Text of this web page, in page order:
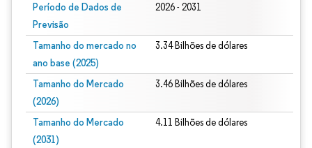
Período de Dados de
Previsão
2026 - 2031
Tamanho do mercado no
ano base (2025)
3.34 Bilhões de dólares
Tamanho do Mercado
(2026)
3.46 Bilhões de dólares
Tamanho do Mercado
(2031)
4.11 Bilhões de dólares